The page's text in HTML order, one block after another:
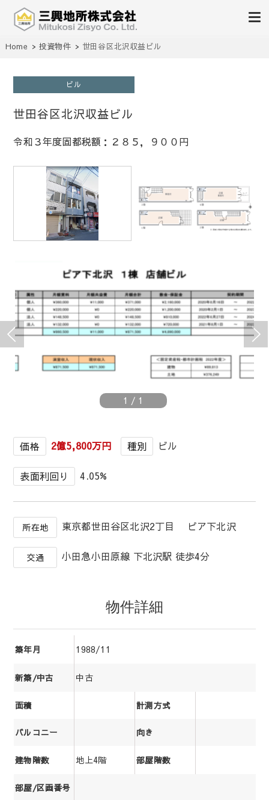
三興地所株式会社
不動産の売買、賃貸、仲介、管理
Home 投資物件 世田谷区北沢収益ビル
ビル
世田谷区北沢収益ビル
令和３年度固都税額：２８５，９００円
1 / 1
価格 2億5,800万円 種別 ビル
表面利回り 4.05%
所在地 東京都世田谷区北沢2丁目 ピア下北沢
交通 小田急小田原線 下北沢駅 徒歩4分
物件詳細
築年月 1988/11
新築/中古 中古
面積 計測方式
バルコニー 向き
建物階数 地上4階 部屋階数
部屋/区画番号